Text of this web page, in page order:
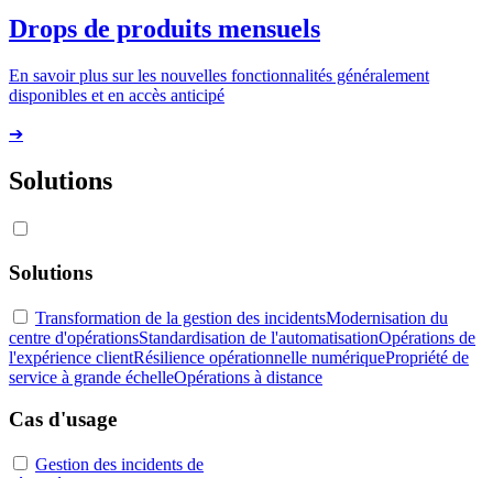
Drops de produits mensuels
En savoir plus sur les nouvelles fonctionnalités généralement
disponibles et en accès anticipé
➔
Solutions
Solutions
Transformation de la gestion des incidentsModernisation du
centre d'opérationsStandardisation de l'automatisationOpérations de
l'expérience clientRésilience opérationnelle numériquePropriété de
service à grande échelleOpérations à distance
Cas d'usage
Gestion des incidents de